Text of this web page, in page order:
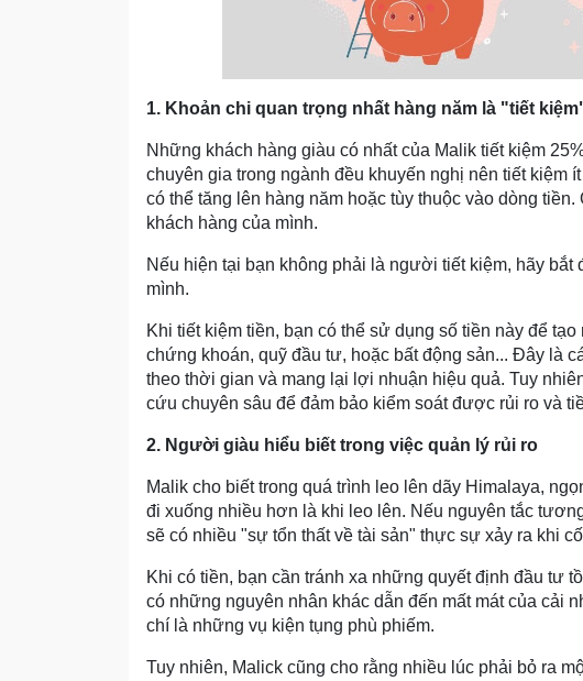
1. Khoản chi quan trọng nhất hàng năm là "tiết
Những khách hàng giàu có nhất của Malik tiết kiệm
chuyên gia trong ngành đều khuyến nghị nên tiết kiệm
có thể tăng lên hàng năm hoặc tùy thuộc vào dòng
khách hàng của mình.
Nếu hiện tại bạn không phải là người tiết kiệm, hãy bắt
mình.
Khi tiết kiệm tiền, bạn có thể sử dụng số tiền này để
chứng khoán, quỹ đầu tư, hoặc bất động sản... Đây là
theo thời gian và mang lại lợi nhuận hiệu quả. Tuy
cứu chuyên sâu để đảm bảo kiểm soát được rủi ro và
2. Người giàu hiểu biết trong việc quản lý rủi ro
Malik cho biết trong quá trình leo lên dãy Himalaya,
đi xuống nhiều hơn là khi leo lên. Nếu nguyên tắc
sẽ có nhiều "sự tổn thất về tài sản" thực sự xảy ra khi
Khi có tiền, bạn cần tránh xa những quyết định đầu tư
có những nguyên nhân khác dẫn đến mất mát của cải
chí là những vụ kiện tụng phù phiếm.
Tuy nhiên, Malick cũng cho rằng nhiều lúc phải bỏ ra